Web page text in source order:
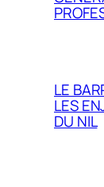
LE
LES
DU NIL